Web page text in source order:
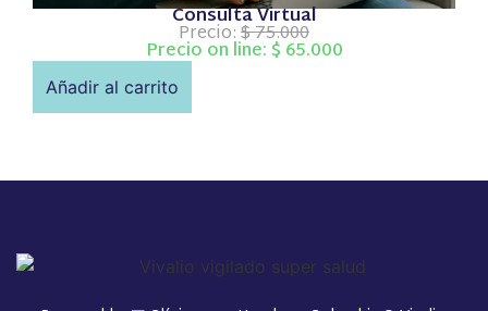
Consulta Virtual
Precio:$75.000
Precio on line:$ 65.000
Añadir al carrito